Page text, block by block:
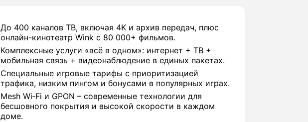
До 400 каналов ТВ, включая 4K и архив передач, плюс
онлайн-кинотеатр Wink с 80 000+ фильмов.
Комплексные услуги «всё в одном»: интернет + ТВ +
мобильная связь + видеонаблюдение в единых пакетах.
Специальные игровые тарифы с приоритизацией
трафика, низким пингом и бонусами в популярных играх.
Mesh Wi‑Fi и GPON – современные технологии для
бесшовного покрытия и высокой скорости в каждом
доме.